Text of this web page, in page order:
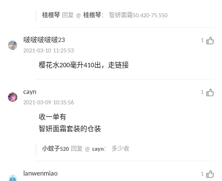
桂根琴 回复 @ 桂根琴： 智妍面霜50.420-75.550
啵啵啵啵啵23
1
2021-03-10 11:25:53
樱花水200毫升410出，走链接
cayn
1
2021-03-09 10:35:56
收一单有
智妍面霜套装的仓装
小蚊子520 回复 @ cayn： 多少收
lanwenmiao
1